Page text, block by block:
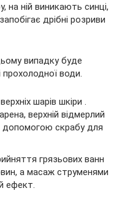
на ній виникають синці,
дрібні розриви
випадку буде
води.
шарів шкіри .
верхній відмерлий
допомогою скрабу для
грязьових ванн
а масаж струменями
ефект.